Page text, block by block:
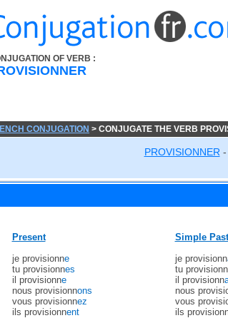
OF VERB :
CONJUGATION > CONJUGATE THE VERB
PROVISIONNER -
Present
je provisionne
tu provisionnes
il provisionne
nous provisionnons
vous provisionnez
ils provisionnent
Simple Past
je provisionn
tu provisionn
il provisionn
nous
vous
ils